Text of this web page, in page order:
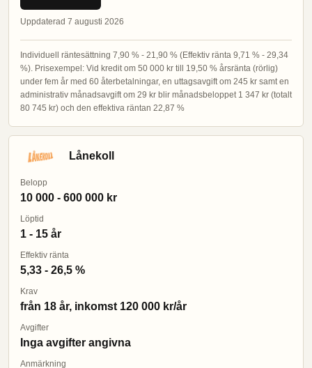
Uppdaterad 7 augusti 2026
Individuell räntesättning 7,90 % - 21,90 % (Effektiv ränta 9,71 % - 29,34
%). Prisexempel: Vid kredit om 50 000 kr till 19,50 % årsränta (rörlig)
under fem år med 60 återbetalningar, en uttagsavgift om 245 kr samt en
administrativ månadsavgift om 29 kr blir månadsbeloppet 1 347 kr (totalt
80 745 kr) och den effektiva räntan 22,87 %
Lånekoll
Belopp
10 000 - 600 000 kr
Löptid
1 - 15 år
Effektiv ränta
5,33 - 26,5 %
Krav
från 18 år, inkomst 120 000 kr/år
Avgifter
Inga avgifter angivna
Anmärkning